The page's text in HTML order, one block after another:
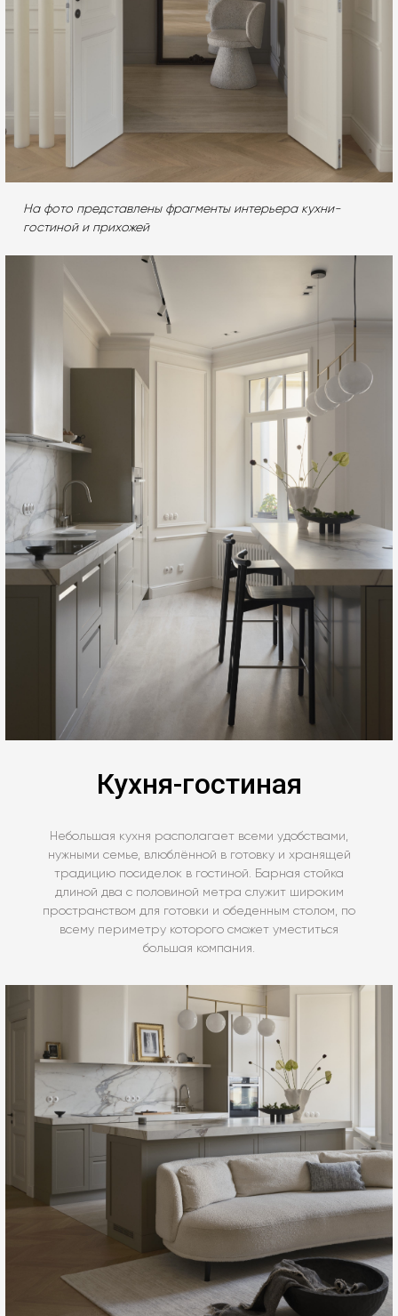
На фото представлены фрагменты интерьера кухни-
гостиной и прихожей
Кухня-гостиная
Небольшая кухня располагает всеми удобствами,
нужными семье, влюблённой в готовку и хранящей
традицию посиделок в гостиной. Барная стойка
длиной два с половиной метра служит широким
пространством для готовки и обеденным столом, по
всему периметру которого сможет уместиться
большая компания.